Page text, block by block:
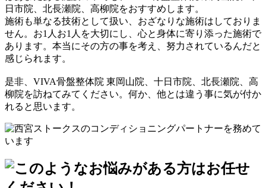
日市院、北長瀬院、高柳院をおすすめします。
施術も単なる技術として扱い、おざなりな施術はしておりま
せん。お1人お1人を大切にし、心と身体に寄り添った施術で
あります。本当にその方の事を考え、努力されているんだと
感じられます。
是非、VIVA骨盤整体院 東岡山院、十日市院、北長瀬院、高
柳院を訪ねてみてください。何か、他とは違う事に気が付か
れると思います。